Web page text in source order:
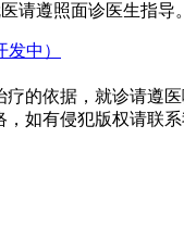
请遵照面诊医生指导
中）
的依据，就诊请遵医
如有侵犯版权请联系